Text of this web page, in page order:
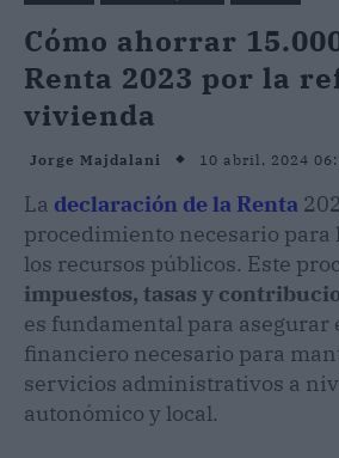
Cómo ahorrar
Renta 2023 por la
vivienda
Jorge Majdalani 10 abril, 2024
La declaración de la Renta
procedimiento necesario para
los recursos públicos. Este
impuestos, tasas y
es fundamental para asegurar
financiero necesario para
servicios administrativos a
autonómico y local.